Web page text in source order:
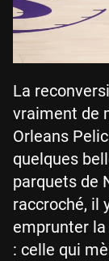
La
vraiment de
Orleans
quelques
parquets de
raccroché, il
emprunter
: celle qui